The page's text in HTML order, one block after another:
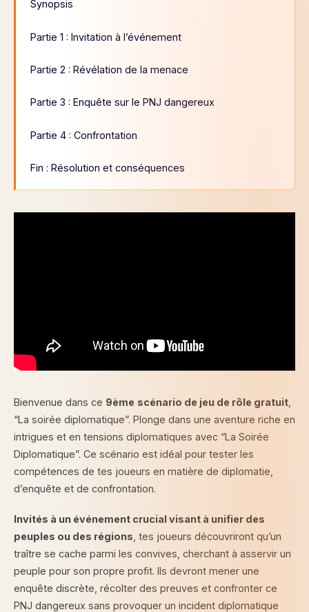
Synopsis
Partie 1 : Invitation à l’événement
Partie 2 : Révélation de la menace
Partie 3 : Enquête sur le PNJ dangereux
Partie 4 : Confrontation
Fin : Résolution et conséquences
Bienvenue dans ce 9ème scénario de jeu de rôle gratuit
“La soirée diplomatique”. Plonge dans une aventure riche en
intrigues et en tensions diplomatiques avec “La Soirée
Diplomatique”. Ce scénario est idéal pour tester les
compétences de tes joueurs en matière de diplomatie,
d’enquête et de confrontation.
Invités à un événement crucial visant à unifier des
peuples ou des régions , tes joueurs découvriront qu’un
traître se cache parmi les convives, cherchant à asservir un
peuple pour son propre profit. Ils devront mener une
enquête discrète, récolter des preuves et confronter ce
PNJ dangereux sans provoquer un incident diplomatique